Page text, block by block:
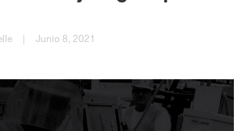
| Junio 8, 2021